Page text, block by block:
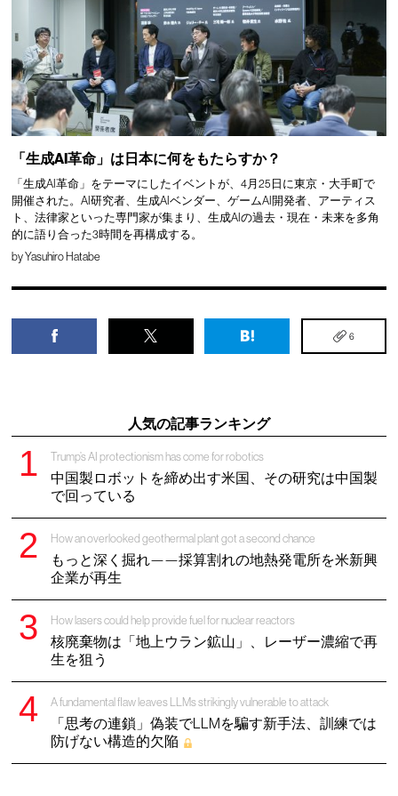
「生成AI革命」は日本に何をもたらすか？
「生成AI革命」をテーマにしたイベントが、4月25日に東京・大手町で
開催された。AI研究者、生成AIベンダー、ゲームAI開発者、アーティス
ト、法律家といった専門家が集まり、生成AIの過去・現在・未来を多角
的に語り合った3時間を再構成する。
byYasuhiro Hatabe
6
人気の記事ランキング
Trump’s AI protectionism has come for robotics
中国製ロボットを締め出す米国、その研究は中国製
で回っている
How an overlooked geothermal plant got a second chance
もっと深く掘れ——採算割れの地熱発電所を米新興
企業が再生
How lasers could help provide fuel for nuclear reactors
核廃棄物は「地上ウラン鉱山」、レーザー濃縮で再
生を狙う
A fundamental flaw leaves LLMs strikingly vulnerable to attack
「思考の連鎖」偽装でLLMを騙す新手法、訓練では
防げない構造的欠陥